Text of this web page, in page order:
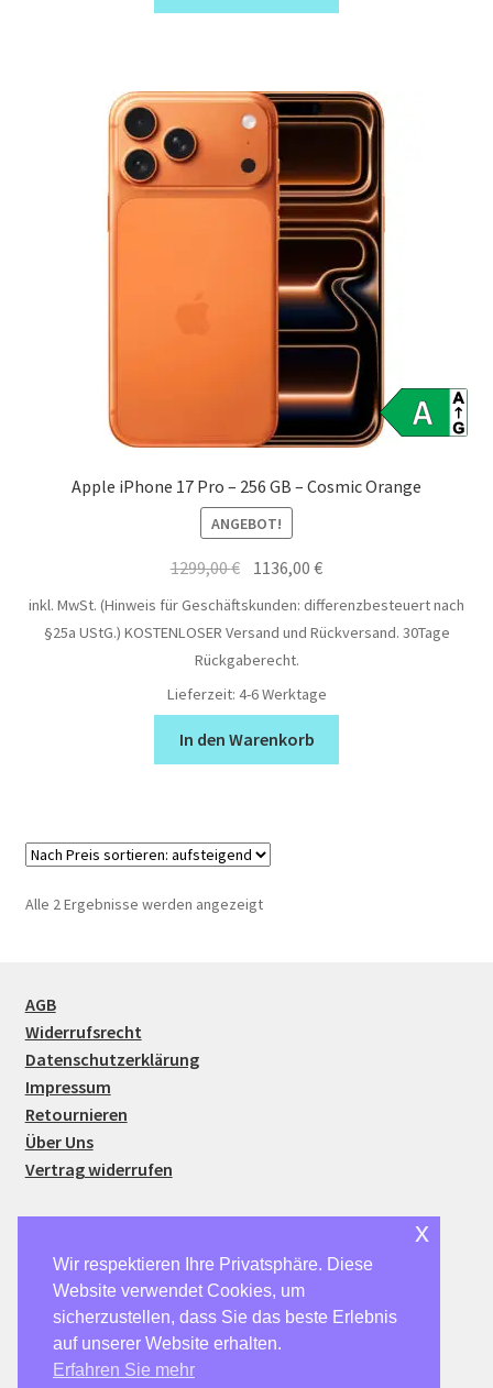
Apple iPhone 17 Pro – 256 GB – Cosmic Orange
ANGEBOT!
1299,00€ Ursprünglicher
Preis
1299,00 €
1136,00€Aktueller
Preis
ist:
inkl. MwSt. (Hinweis für Geschäftskunden: differenzbesteuert nach
§25a UStG.) KOSTENLOSER Versand und Rückversand. 30Tage
Rückgaberecht.
Lieferzeit: 4-6 Werktage
In den Warenkorb
Alle 2 Ergebnisse werden angezeigtNach
AGB
Widerrufsrecht
Datenschutzerklärung
Impressum
Retournieren
Über Uns
Vertrag widerrufen
© SparSmart24 2026
Datenschutzerklärung
Erstellt mit WooCommerce
Wir respektieren Ihre Privatsphäre. Diese
Website verwendet Cookies, um
sicherzustellen, dass Sie das beste Erlebnis
auf unserer Website erhalten.
Erfahren Sie mehr
x